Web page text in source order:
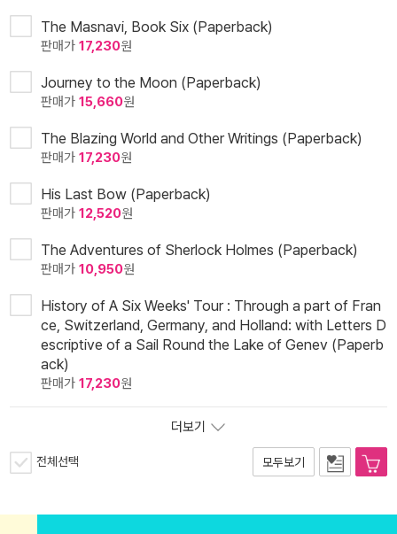
The Masnavi, Book Six (Paperback)
판매가 17,230원
Journey to the Moon (Paperback)
판매가 15,660원
The Blazing World and Other Writings (Paperback)
판매가 17,230원
His Last Bow (Paperback)
판매가 12,520원
The Adventures of Sherlock Holmes (Paperback)
판매가 10,950원
History of A Six Weeks' Tour : Through a part of Fran
ce, Switzerland, Germany, and Holland: with Letters D
escriptive of a Sail Round the Lake of Genev (Paperb
ack)
판매가 17,230원
더보기
전체선택 모두보기